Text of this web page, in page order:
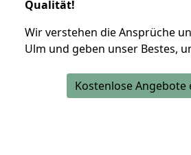
Qualität!
Wir verstehen die Ansprüche
Ulm und geben unser Bestes,
Kostenlose Angebote